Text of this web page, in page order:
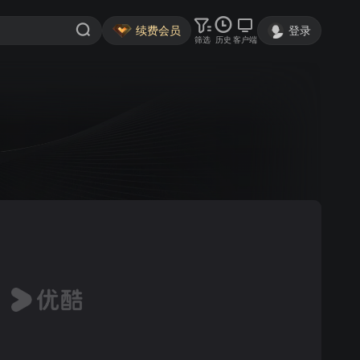
续费会员
筛选 历史 客户端
登录